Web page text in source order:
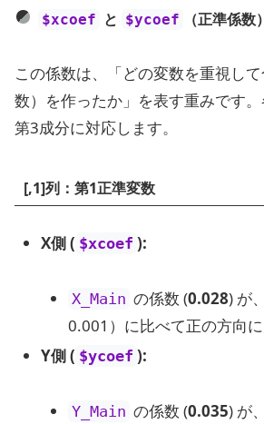
$xcoef と $ycoef （正準係数）
この係数は、「どの変数を重視し
数）を作ったか」を表す重みです。
第3成分に対応します。
[,1]列：第1正準変数
X側 ( $xcoef ):
X_Main の係数 (0.028) が
0.001）に比べて正の方向に
Y側 ( $ycoef ):
Y_Main の係数 (0.035) が